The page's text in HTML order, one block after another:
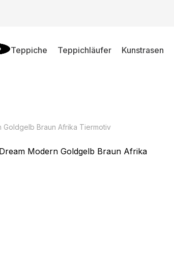
Teppiche Teppichläufer Kunstrasen
Goldgelb Braun Afrika Tiermotiv